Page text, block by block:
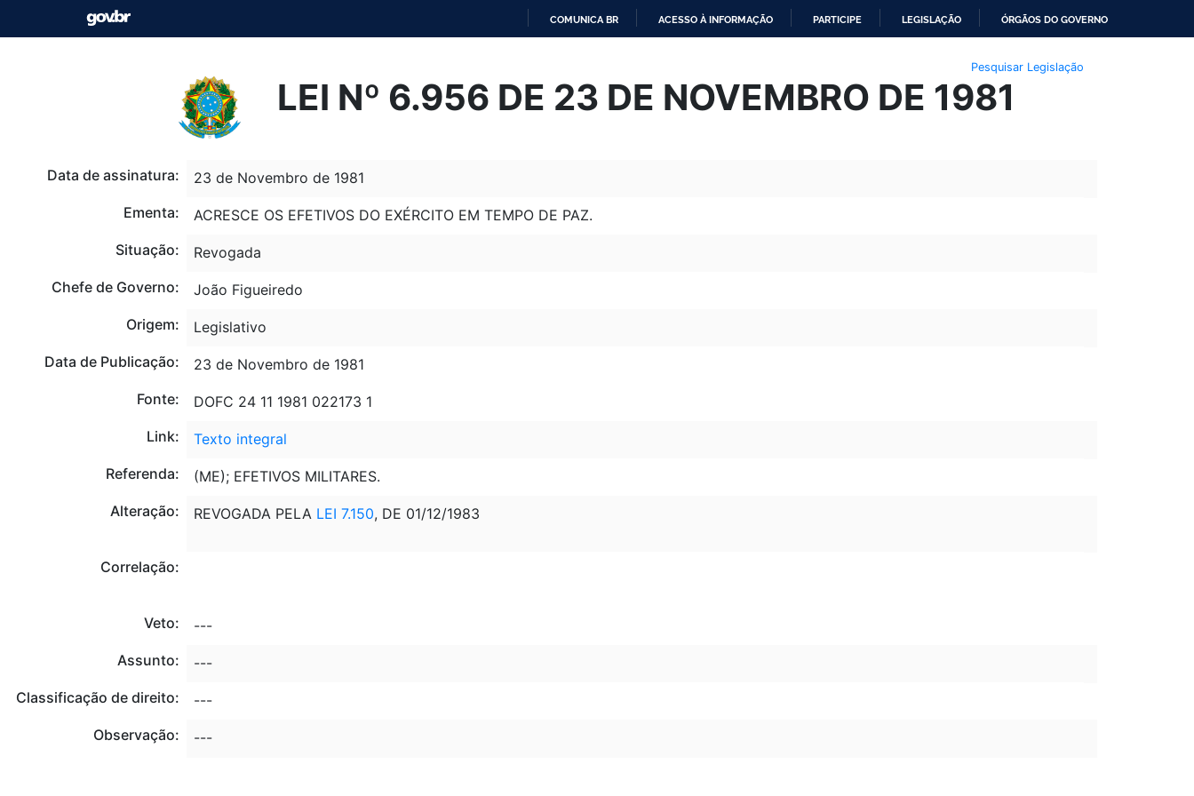
O
CONTEÚDO
COMUNICA BR ACESSO À INFORMAÇÃO PARTICIPE LEGISLAÇÃO ÓRGÃOS DO GOVERNO
Pesquisar Legislação
LEI Nº 6.956 DE 23 DE NOVEMBRO DE 1981
Data de assinatura:
23 de Novembro de 1981
Ementa:
ACRESCE OS EFETIVOS DO EXÉRCITO EM TEMPO DE PAZ.
Situação:
Revogada
Chefe de Governo:
João Figueiredo
Origem:
Legislativo
Data de Publicação:
23 de Novembro de 1981
Fonte:
DOFC 24 11 1981 022173 1
Link:
Texto integral
Referenda:
(ME); EFETIVOS MILITARES.
Alteração:
REVOGADA PELA LEI 7.150, DE 01/12/1983
Correlação:
Veto:
---
Assunto:
---
Classificação de direito:
---
Observação:
---